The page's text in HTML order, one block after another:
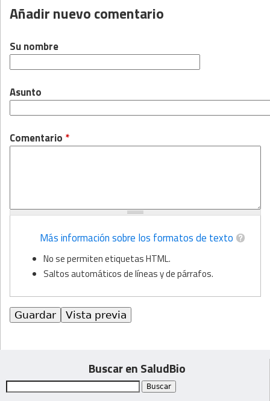
Añadir nuevo comentario
Su nombre
Asunto
Comentario *
Más información sobre los formatos de texto
No se permiten etiquetas HTML.
Saltos automáticos de líneas y de párrafos.
Buscar en SaludBio